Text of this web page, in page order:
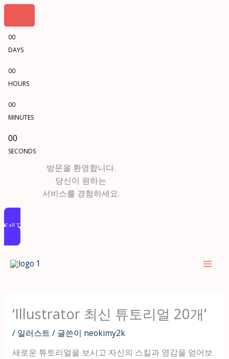
00
DAYS
00
HOURS
00
MINUTES
00
SECONDS
방문을 환영합니다.
당신이 원하는
서비스를 경험하세요.
Call To Action
‘Illustrator 최신 튜토리얼 20개’
/ 일러스트 / 글쓴이 neokimy2k
새로운 튜토리얼을 보시고 자신의 스킬과 영감을 얻어보